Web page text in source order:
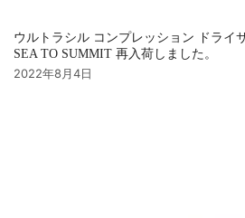
ウルトラシル コンプレッション ドライ
SEA TO SUMMIT 再入荷しました。
2022年8月4日